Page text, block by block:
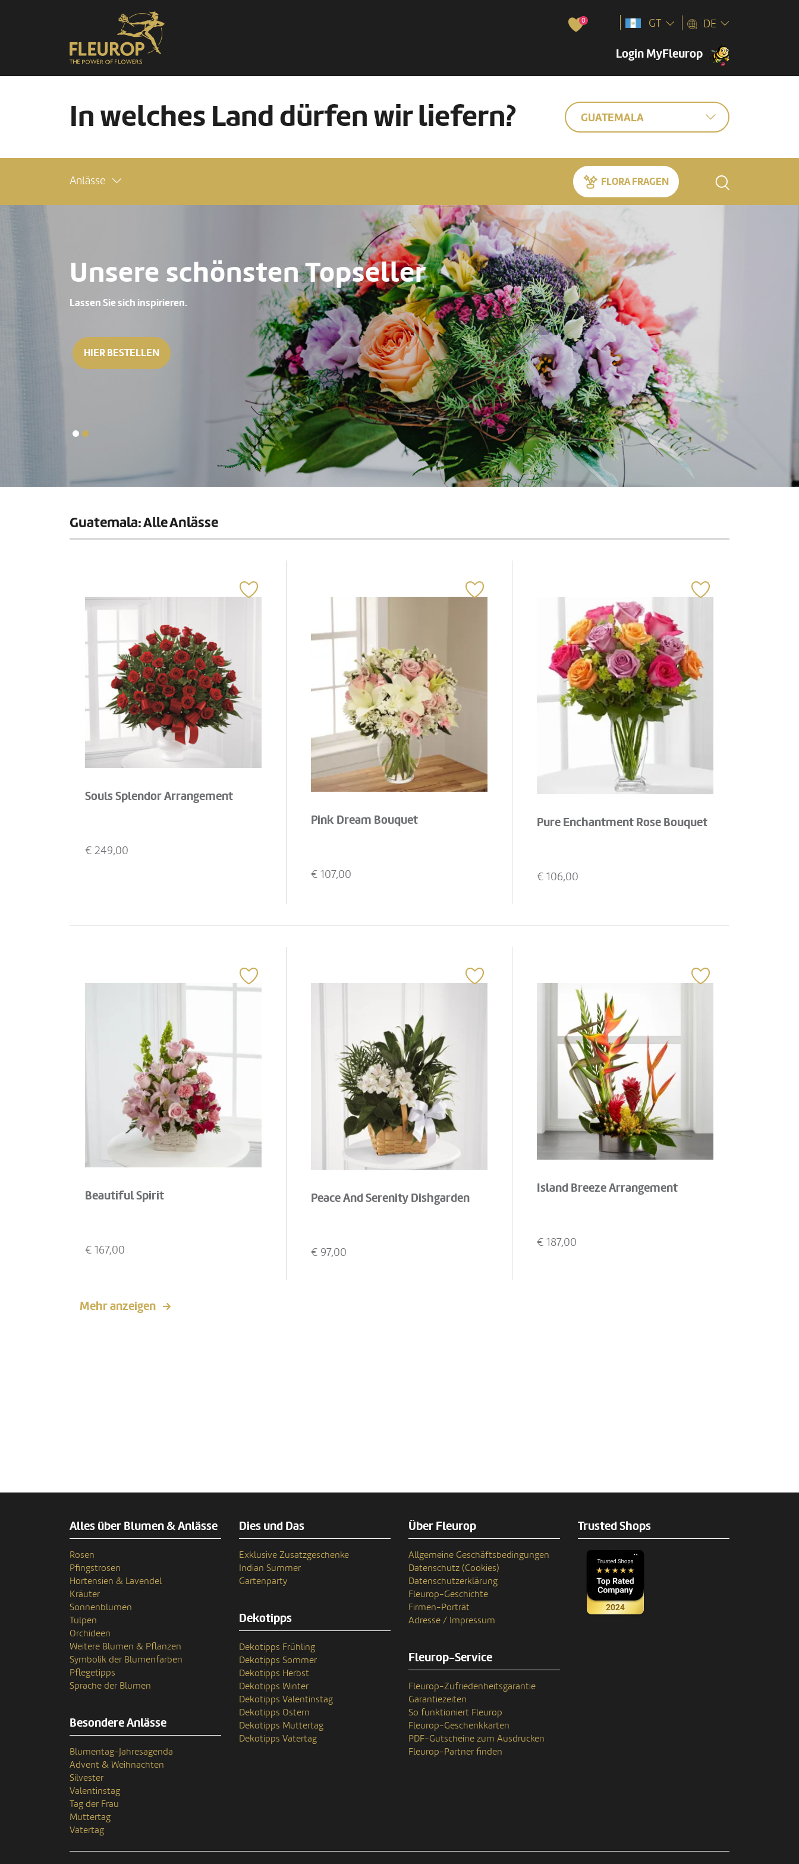
0
Login MyFleurop
GT DE
In welches Land dürfen wir liefern? GUATEMALA
Anlässe FLORA FRAGEN
Unsere schönsten Topseller
Lassen Sie sich inspirieren.
HIER BESTELLEN
Guatemala: Alle Anlässe
Souls Splendor Arrangement
€ 249,00
Pink Dream Bouquet
€ 107,00
Pure Enchantment Rose Bouquet
€ 106,00
Beautiful Spirit
€ 167,00
Peace And Serenity Dishgarden
€ 97,00
Island Breeze Arrangement
€ 187,00
Mehr anzeigen
Alles über Blumen & Anlässe
Rosen
Pfingstrosen
Hortensien & Lavendel
Kräuter
Sonnenblumen
Tulpen
Orchideen
Weitere Blumen & Pflanzen
Symbolik der Blumenfarben
Pflegetipps
Sprache der Blumen
Besondere Anlässe
Blumentag-Jahresagenda
Advent & Weihnachten
Silvester
Valentinstag
Tag der Frau
Muttertag
Vatertag
Dies und Das
Exklusive Zusatzgeschenke
Indian Summer
Gartenparty
Dekotipps
Dekotipps Frühling
Dekotipps Sommer
Dekotipps Herbst
Dekotipps Winter
Dekotipps Valentinstag
Dekotipps Ostern
Dekotipps Muttertag
Dekotipps Vatertag
Über Fleurop
Allgemeine Geschäftsbedingungen
Datenschutz (Cookies)
Datenschutzerklärung
Fleurop-Geschichte
Firmen-Porträt
Adresse / Impressum
Fleurop-Service
Fleurop-Zufriedenheitsgarantie
Garantiezeiten
So funktioniert Fleurop
Fleurop-Geschenkkarten
PDF-Gutscheine zum Ausdrucken
Fleurop-Partner finden
Trusted Shops